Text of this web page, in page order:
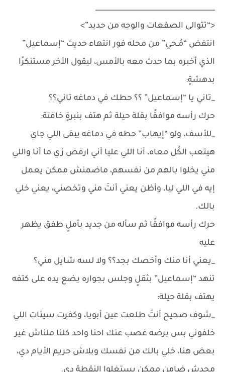
__________________________________
<“تتوالى الصفعات والوجه من حديد”>
انتفض “مُـحي” من محله فور انتهاء حديث “إسماعيل”
الذي أخبره بما حدث معه بالأمس، ليقول الأخر مستنكرًا
بدهشةٍ:
_تاني يا “إسماعيل” ؟؟ حطك في دماغه تاني؟؟
حرك رأسه موافقًا بقلة حيلة ثم هتف بنبرةٍ خافتة:
_للأسف، ولو “إيهاب” حطه في دماغه يبقى اللي جاي
هيتعب الكُل معاه، أنا اللي عليا أني ارفض زي ما أنا واللي
مني يخلوا بالهم من نفسهم، ماضمنش ممكن يعمل
إيه في اللي ليا، وأظن يعني أنتَ مني وتخصني، يعني خلي
بالك.
حرك رأسه موافقًا ثم سأله من جديد بأملٍ طفق يظهر
عليه
_يعني أنا منك وأخصك بجد؟؟ ولا لسه شايل مني؟
تنهد “إسماعيل” بثقلٍ وجلس بجواره يضع يده على كتفه
يهتف بقلة حيلة:
_شوف صحيح أنتَ طلعت عين أبويا، وكفرت سيئات اللي
خلفوني بس برضه غصب عنك احنا واحد كلنا ملناش غير
بعض هنا، خلي بالك من نفسك وبلاش حريم الأيام دي،
محدش ضامن ممكن يستغلوا النقطة دي.